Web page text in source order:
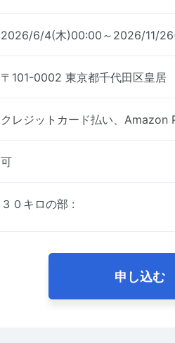
2026/6/4(木)00:00～2026/11/
〒101-0002 東京都千代田区皇居
クレジットカード払い、Amazon
可
３０キロの部 :
申し込む